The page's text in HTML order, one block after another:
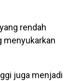
rendah
menyukarkan
juga menjadi